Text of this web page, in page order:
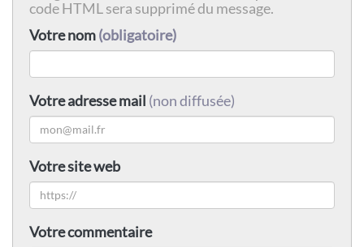
code HTML sera supprimé du message.
Votre nom(obligatoire)
Votre adresse mail (non diffusée)
Votre site web
Votre commentaire